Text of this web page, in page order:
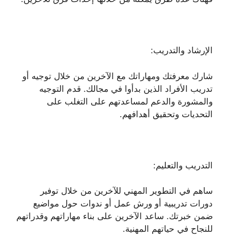
الإرشاد والتدريب:
شارك معرفتك ومهاراتك مع الآخرين من خلال توجيه أو
تدريب الأفراد الذين بدأوا في مجالك. قدم التوجيه
والمشورة والدعم لمساعدتهم على التغلب على
التحديات وتحقيق أهدافهم.
التدريب والتعليم:
ساهم في التطوير المهني للآخرين من خلال توفير
دورات تدريبية أو ورش عمل أو ندوات حول مواضيع
ضمن خبرتك. ساعد الآخرين على بناء مهاراتهم وقدراتهم
للنجاح في حياتهم المهنية.